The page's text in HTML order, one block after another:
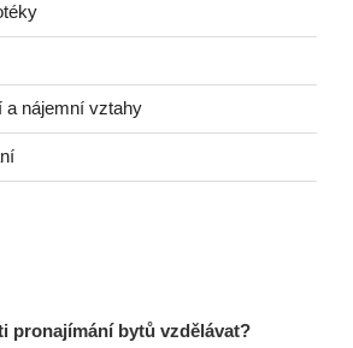
a nájemní vztahy
pronajímání bytů vzdělávat?